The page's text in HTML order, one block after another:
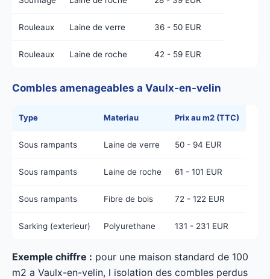
Rouleaux Laine de verre 36 - 50 EUR
Rouleaux Laine de roche 42 - 59 EUR
Combles amenageables a Vaulx-en-velin
Type Materiau Prix au m2 (TTC)
Sous rampants Laine de verre 50 - 94 EUR
Sous rampants Laine de roche 61 - 101 EUR
Sous rampants Fibre de bois 72 - 122 EUR
Sarking (exterieur) Polyurethane 131 - 231 EUR
Exemple chiffre : pour une maison standard de 100
m2 a Vaulx-en-velin, l isolation des combles perdus